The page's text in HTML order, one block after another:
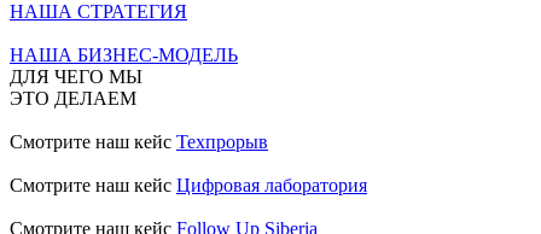
НАША СТРАТЕГИЯ
НАША БИЗНЕС-МОДЕЛЬ
ДЛЯ ЧЕГО МЫ
ЭТО ДЕЛАЕМ
Смотрите наш кейс Техпрорыв
Смотрите наш кейс Цифровая лаборатория
Смотрите наш кейс Follow Up Siberia